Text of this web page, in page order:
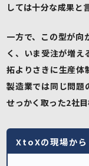
しては十分な成果と
一方で、この型が向
く、いま受注が増え
拓よりさきに生産体
製造業では同じ問題
せっかく取った2社
XtoXの現場から